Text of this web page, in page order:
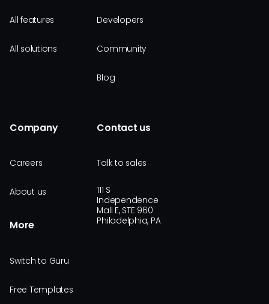
All features
All solutions
Developers
Community
Blog
Company
Careers
About us
More
Switch to Guru
Free Templates
Contact us
Talk to sales
111 S
Independence
Mall E, STE 960
Philadelphia, PA